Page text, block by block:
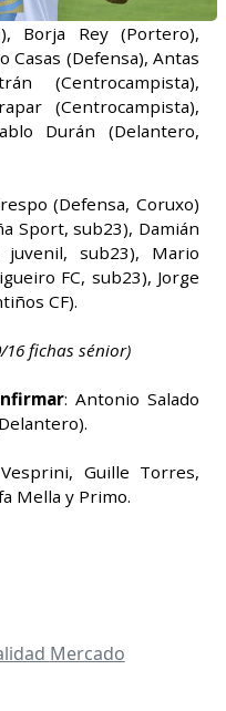
Borja Rey (Portero),
Casas (Defensa), Antas
(Centrocampista),
(Centrocampista),
Durán (Delantero,
(Defensa, Coruxo)
Sport, sub23), Damián
juvenil, sub23), Mario
FC, sub23), Jorge
CF).
fichas sénior)
: Antonio Salado
Guille Torres,
Mella y Primo.
Mercado